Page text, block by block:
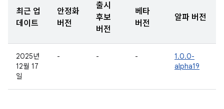
최근 업
데이트
안정화
버전
출시
후보
버전
베타
버전
알파 버전
2025년
12월 17
일
- - -
1.0.0-
alpha19